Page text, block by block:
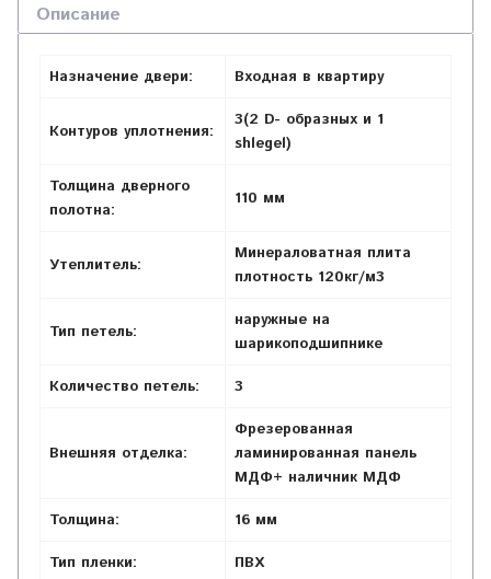
Описание
Назначение двери: Входная в квартиру
Контуров уплотнения:
3(2 D- образных и 1
shlegel)
Толщина дверного
полотна:
110 мм
Утеплитель:
Минераловатная плита
плотность 120кг/м3
Тип петель:
наружные на
шарикоподшипнике
Количество петель: 3
Внешняя отделка:
Фрезерованная
ламинированная панель
МДФ+ наличник МДФ
Толщина: 16 мм
Тип пленки: ПВХ